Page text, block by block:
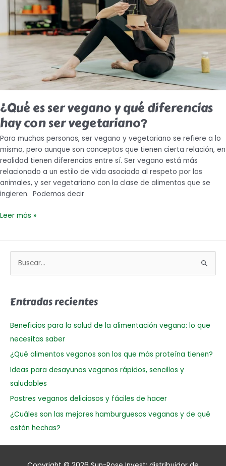
¿Qué es ser vegano y qué diferencias
hay con ser vegetariano?
Para muchas personas, ser vegano y vegetariano se refiere a lo
mismo, pero aunque son conceptos que tienen cierta relación, en
realidad tienen diferencias entre sí. Ser vegano está más
relacionado a un estilo de vida asociado al respeto por los
animales, y ser vegetariano con la clase de alimentos que se
ingieren. Podemos decir
diferencias
con
Leer más »
u
c
o
r
:
Entradas recientes
Beneficios para la salud de la alimentación vegana: lo que
necesitas saber
¿Qué alimentos veganos son los que más proteína tienen?
Ideas para desayunos veganos rápidos, sencillos y
saludables
Postres veganos deliciosos y fáciles de hacer
¿Cuáles son las mejores hamburguesas veganas y de qué
están hechas?